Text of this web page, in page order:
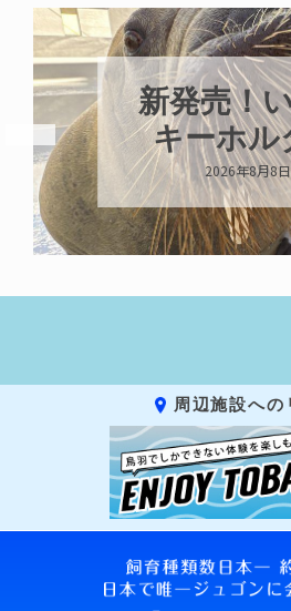
新発売！
キーホル
2026年8月8日
周辺施設への